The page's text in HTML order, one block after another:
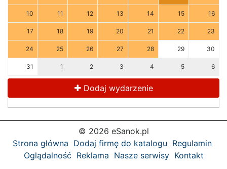
10 11 12 13 14 15 16
17 18 19 20 21 22 23
24 25 26 27 28 29 30
31 1 2 3 4 5 6
Dodaj wydarzenie
© 2026 eSanok.pl
Strona główna Dodaj firmę do katalogu Regulamin
Oglądalność Reklama Nasze serwisy Kontakt